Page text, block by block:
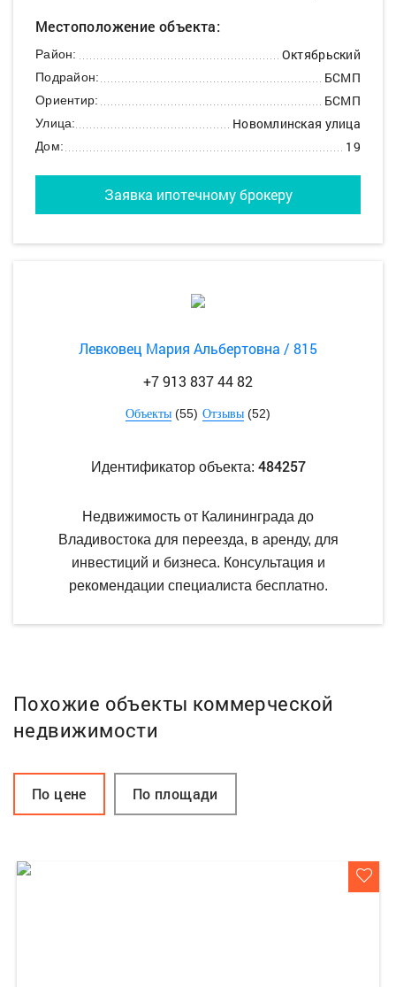
Местоположение объекта:
Район: Октябрьский
Подрайон: БСМП
Ориентир: БСМП
Улица: Новомлинская улица
Дом: 19
Заявка ипотечному брокеру
Левковец Мария Альбертовна / 815
+7 913 837 44 82
Объекты (55) Отзывы (52)
Идентификатор объекта: 484257
Недвижимость от Калининграда до
Владивостока для переезда, в аренду, для
инвестиций и бизнеса. Консультация и
рекомендации специалиста бесплатно.
Похожие объекты коммерческой
недвижимости
По цене По площади